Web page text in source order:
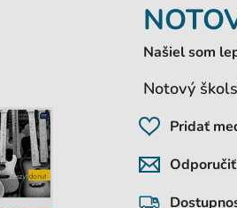
Našiel som
Notový
Pridať